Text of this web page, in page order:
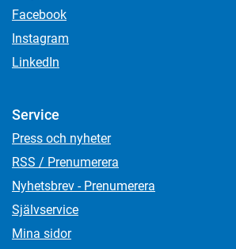
Facebook
Instagram
LinkedIn
Service
Press och nyheter
RSS / Prenumerera
Nyhetsbrev - Prenumerera
Självservice
Mina sidor